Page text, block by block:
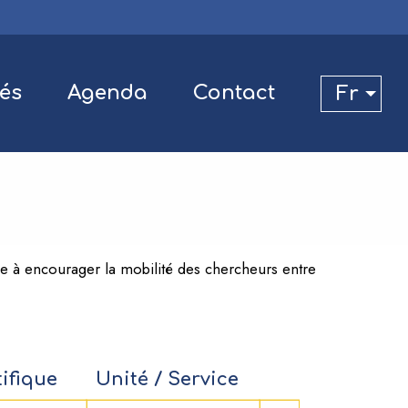
Agenda Contact Fr
à encourager la mobilité des chercheurs entre
Unité / Service